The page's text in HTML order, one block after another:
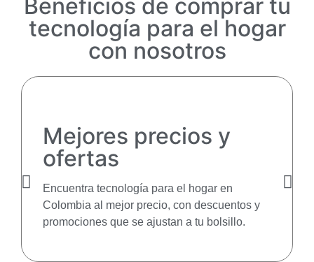
Beneficios de comprar tu
tecnología para el hogar
con nosotros
Mejores precios y
ofertas
Encuentra tecnología para el hogar en
Colombia al mejor precio, con descuentos y
promociones que se ajustan a tu bolsillo.